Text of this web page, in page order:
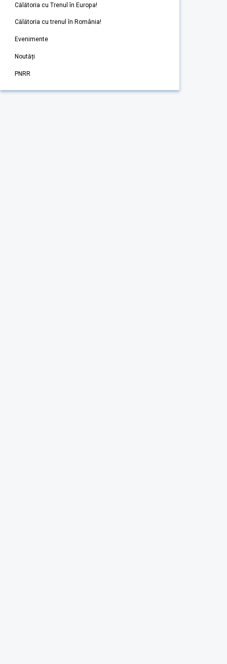
Călătoria cu Trenul în Europa!
Călătoria cu trenul în România!
Evenimente
Noutăți
PNRR